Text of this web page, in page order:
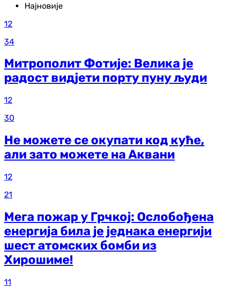
Најновије
12
34
Митрополит Фотије: Велика је
радост видјети порту пуну људи
12
30
Не можете се окупати код куће,
али зато можете на Аквани
12
21
Мега пожар у Грчкој: Ослобођена
енергија била је једнака енергији
шест атомских бомби из
Хирошиме!
11